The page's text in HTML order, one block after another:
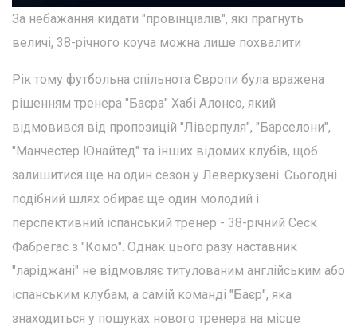
За небажання кидати "провінціалів", які прагнуть
величі, 38-річного коуча можна лише похвалити
Рік тому футбольна спільнота Європи була вражена
рішенням тренера "Баєра" Хабі Алонсо, який
відмовився від пропозицій "Ліверпуля", "Барселони",
"Манчестер Юнайтед" та інших відомих клубів, щоб
залишитися ще на один сезон у Леверкузені. Сьогодні
подібний шлях обирає ще один молодий і
перспективний іспанський тренер - 38-річний Сеск
Фабрегас з "Комо". Однак цього разу наставник
"ларіджані" не відмовляє титулованим англійським або
іспанським клубам, а самій команді "Баєр", яка
знаходиться у пошуках нового тренера на місце